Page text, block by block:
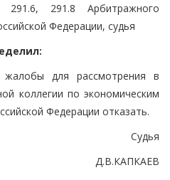
291.6, 291.8 Арбитражного
Федерации, судья
жалобы для рассмотрения в
коллегии по экономическим
Федерации отказать.
Судья
Д.В.КАПКАЕВ